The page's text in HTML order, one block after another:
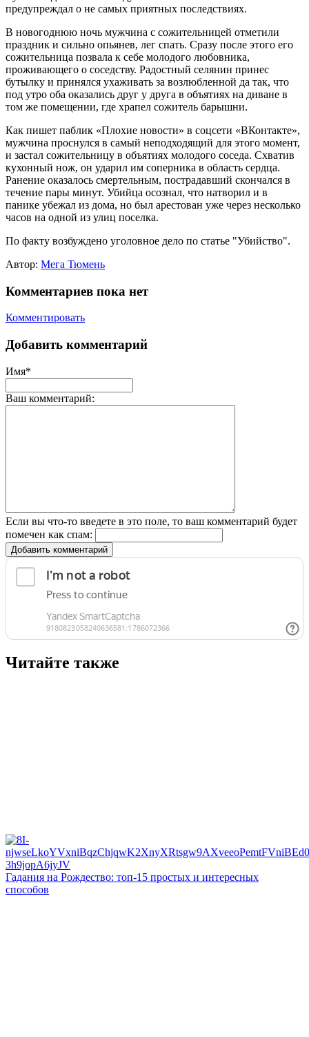
предупреждал о не самых приятных последствиях.
В новогоднюю ночь мужчина с сожительницей отметили
праздник и сильно опьянев, лег спать. Сразу после этого его
сожительница позвала к себе молодого любовника,
проживающего о соседству. Радостный селянин принес
бутылку и принялся ухаживать за возлюбленной да так, что
под утро оба оказались друг у друга в объятиях на диване в
том же помещении, где храпел сожитель барышни.
Как пишет паблик «Плохие новости» в соцсети «ВКонтакте»,
мужчина проснулся в самый неподходящий для этого момент,
и застал сожительницу в объятиях молодого соседа. Схватив
кухонный нож, он ударил им соперника в область сердца.
Ранение оказалось смертельным, пострадавший скончался в
течение пары минут. Убийца осознал, что натворил и в
панике убежал из дома, но был арестован уже через несколько
часов на одной из улиц поселка.
По факту возбуждено уголовное дело по статье "Убийство".
Автор: Мега Тюмень
Комментариев пока нет
Комментировать
Добавить комментарий
Имя*
Ваш комментарий:
Если вы что-то введете в это поле, то ваш комментарий будет
помечен как спам:
Добавить комментарий
Читайте также
Гадания на Рождество: топ-15 простых и интересных
способов